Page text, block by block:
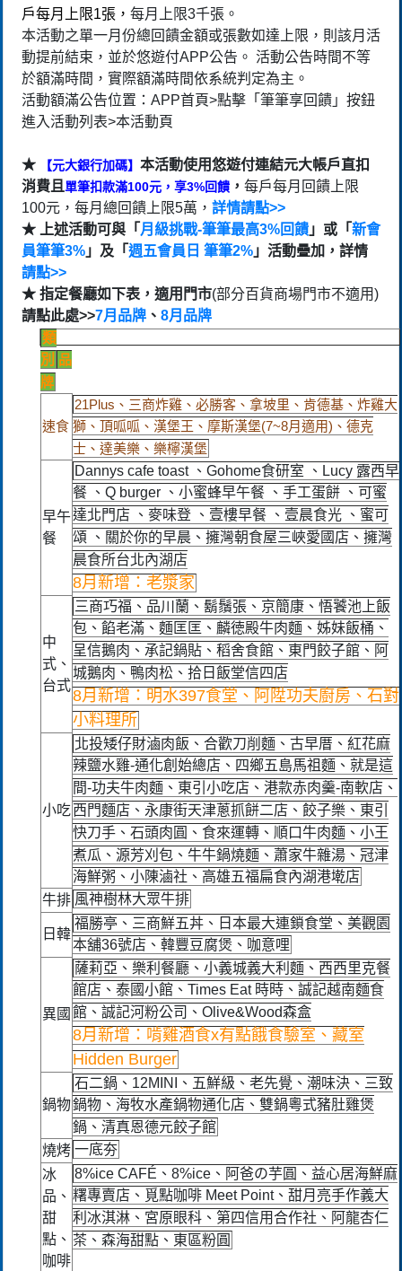
戶每月上限1張， 每月上限3千張。
本活動之單一月份總回饋金額或張數如達上限，則該月活
動提前結束，並於悠遊付APP公告。 活動公告時間不等
於額滿時間，實際額滿時間依系統判定為主。
活動額滿公告位置：APP首頁>點擊「筆筆享回饋」按鈕
進入活動列表>本活動頁
★ 【元大銀行加碼】 本活動使用悠遊付連結元大帳戶直扣
消費且 單筆扣款滿100元，享3%回饋 ， 每戶每月回饋上限
100元，每月總回饋上限5萬， 詳情請點>>
★ 上述活動可與「 月級挑戰-筆筆最高3%回饋 」或「新會
員筆筆3% 」及「週五會員日 筆筆2% 」活動疊加，詳情
請點>>
★ 指定餐廳如下表，適用門市(部分百貨商場門市不適用)
請點此處>>7月品牌 、 8月品牌
類
別 品
牌
速食
21Plus、三商炸雞、必勝客、拿坡里、肯德基、炸雞大
獅、頂呱呱、漢堡王、摩斯漢堡(7~8月適用)、德克
士、達美樂、樂檸漢堡
早午
餐
Dannys cafe toast 、Gohome食研室 、Lucy 露西早
餐 、Q burger 、小蜜蜂早午餐 、手工蛋餅 、可蜜
達北門店 、麥味登 、壹樓早餐 、壹晨食光 、蜜可
頌 、關於你的早晨、擁灣朝食屋三峽愛國店、擁灣
晨食所台北內湖店
8月新增：老漿家
中
式、
台式
三商巧福、品川蘭、鬍鬚張、京簡康、悟饕池上飯
包、餡老滿、麵匡匡、麟徳殿牛肉麵、姊妹飯桶、
呈信鵝肉、承記鍋貼、稻舍食館、東門餃子館、阿
城鵝肉、鴨肉松、拾日飯堂信四店
8月新增：明水397食堂、阿陞功夫廚房、石對
小料理所
小吃
北投矮仔財滷肉飯、合歡刀削麵、古早厝、紅花麻
辣鹽水雞-通化創始總店、四鄉五島馬祖麵、就是這
間-功夫牛肉麵、東引小吃店、港款赤肉羹-南軟店、
西門麵店、永康街天津蔥抓餅二店、餃子樂、東引
快刀手、石頭肉圓、食來運轉、順口牛肉麵、小王
煮瓜、源芳刈包、牛牛鍋燒麵、蕭家牛雜湯、冠津
海鮮粥、小陳滷社、高雄五福扁食內湖港墘店
牛排 風神樹林大眾牛排
日韓
福勝亭、三商鮮五丼、日本最大連鎖食堂、美觀園
本舖36號店、韓豐豆腐煲、咖意哩
異國
薩莉亞、樂利餐廳、小義城義大利麵、西西里克餐
館店、泰國小館、Times Eat 時時、誠記越南麵食
館、誠記河粉公司、Olive&Wood森盒
8月新增：啃雞酒食x有點餓食驗室、藏室
Hidden Burger
鍋物
石二鍋、12MINI、五鮮級、老先覺、潮味決、三致
鍋物、海牧水產鍋物通化店、雙鍋粵式豬肚雞煲
鍋、清真恩德元餃子館
燒烤 一底夯
冰
品、
甜
點、
咖啡
8%ice CAFÉ、8%ice、阿爸の芋圓、益心居海鮮麻
糬專賣店、覓點咖啡 Meet Point、甜月亮手作義大
利冰淇淋、宮原眼科、第四信用合作社、阿龍杏仁
茶、森海甜點、東區粉圓